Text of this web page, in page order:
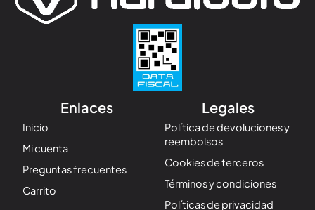
Enlaces
Inicio
Mi cuenta
Preguntas frecuentes
Carrito
Legales
Política de devoluciones y
reembolsos
Cookies de terceros
Términos y condiciones
Políticas de privacidad